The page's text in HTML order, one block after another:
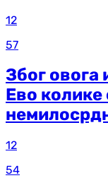
12
57
Због овога
Ево колике
12
54